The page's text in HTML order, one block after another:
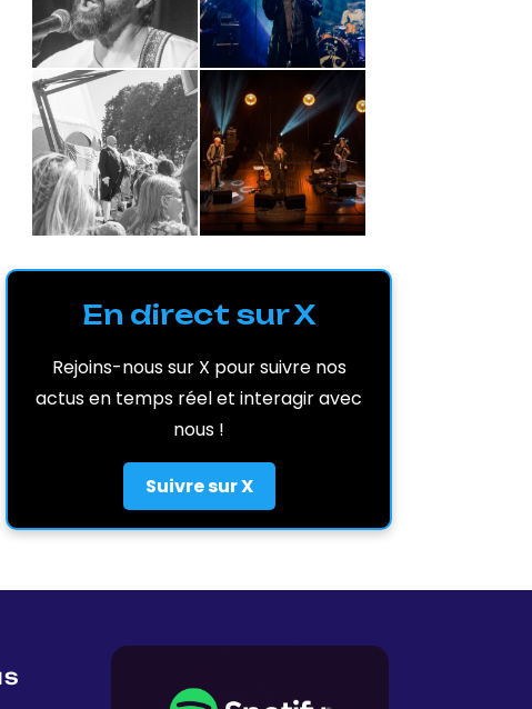
En direct sur X
Rejoins-nous sur X pour suivre nos
actus en temps réel et interagir avec
nous !
Suivre sur X